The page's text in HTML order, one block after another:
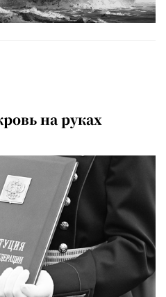
на руках